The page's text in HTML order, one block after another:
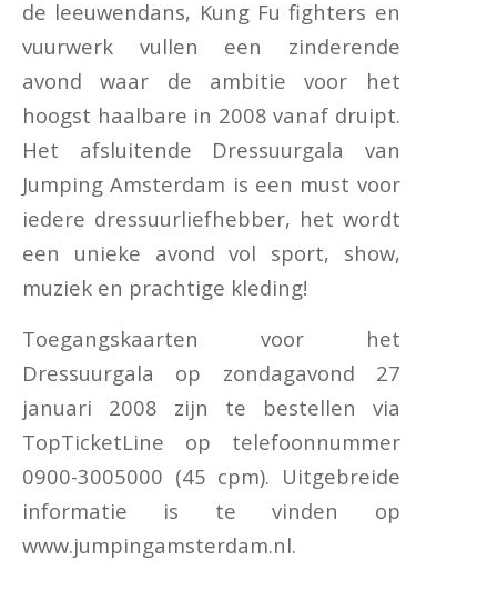
de leeuwendans, Kung Fu fighters en
vuurwerk vullen een zinderende
avond waar de ambitie voor het
hoogst haalbare in 2008 vanaf druipt.
Het afsluitende Dressuurgala van
Jumping Amsterdam is een must voor
iedere dressuurliefhebber, het wordt
een unieke avond vol sport, show,
muziek en prachtige kleding!
Toegangskaarten voor het
Dressuurgala op zondagavond 27
januari 2008 zijn te bestellen via
TopTicketLine op telefoonnummer
0900-3005000 (45 cpm). Uitgebreide
informatie is te vinden op
www.jumpingamsterdam.nl.